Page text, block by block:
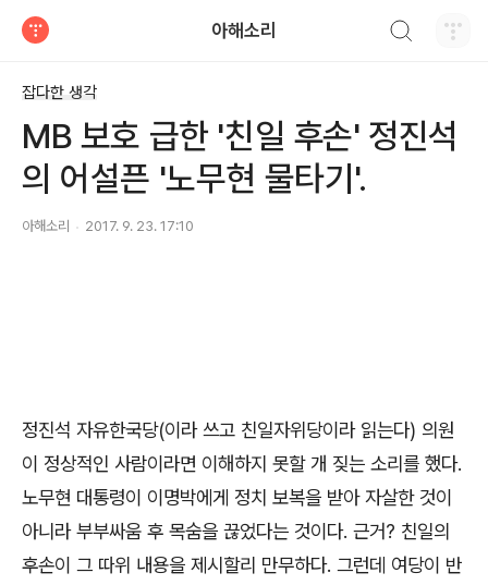
아해소리
잡다한 생각
MB 보호 급한 '친일 후손' 정진석
의 어설픈 '노무현 물타기'.
아해소리 2017. 9. 23. 17:10
정진석 자유한국당(이라 쓰고 친일자위당이라 읽는다) 의원
이 정상적인 사람이라면 이해하지 못할 개 짖는 소리를 했다.
노무현 대통령이 이명박에게 정치 보복을 받아 자살한 것이
아니라 부부싸움 후 목숨을 끊었다는 것이다. 근거? 친일의
후손이 그 따위 내용을 제시할리 만무하다. 그런데 여당이 반